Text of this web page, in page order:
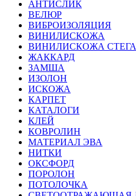
АНТИСЛИК
ВЕЛЮР
ВИБРОИЗОЛЯЦИЯ
ВИНИЛИСКОЖА
ВИНИЛИСКОЖА
ЖАККАРД
ЗАМША
ИЗОЛОН
ИСКОЖА
КАРПЕТ
КАТАЛОГИ
КЛЕЙ
КОВРОЛИН
МАТЕРИАЛ ЭВА
НИТКИ
ОКСФОРД
ПОРОЛОН
ПОТОЛОЧКА